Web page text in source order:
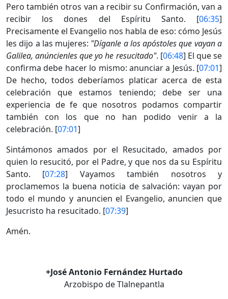
Pero también otros van a recibir su Confirmación, van a
recibir los dones del Espíritu Santo. [06:35]
Precisamente el Evangelio nos habla de eso: cómo Jesús
les dijo a las mujeres: "Díganle a los apóstoles que vayan a
Galilea, anúncienles que yo he resucitado". [06:48] El que se
confirma debe hacer lo mismo: anunciar a Jesús. [07:01]
De hecho, todos deberíamos platicar acerca de esta
celebración que estamos teniendo; debe ser una
experiencia de fe que nosotros podamos compartir
también con los que no han podido venir a la
celebración. [07:01]
Sintámonos amados por el Resucitado, amados por
quien lo resucitó, por el Padre, y que nos da su Espíritu
Santo. [07:28] Vayamos también nosotros y
proclamemos la buena noticia de salvación: vayan por
todo el mundo y anuncien el Evangelio, anuncien que
Jesucristo ha resucitado. [07:39]
Amén.
+José Antonio Fernández Hurtado
Arzobispo de Tlalnepantla